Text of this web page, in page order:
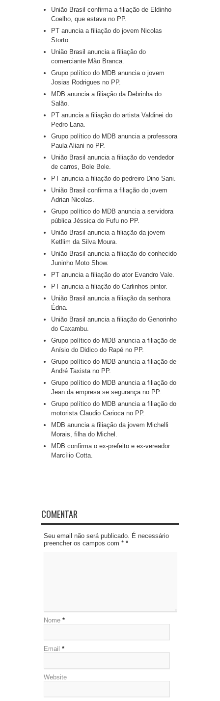
União Brasil confirma a filiação de Eldinho
Coelho, que estava no PP.
PT anuncia a filiação do jovem Nicolas
Storto.
União Brasil anuncia a filiação do
comerciante Mão Branca.
Grupo político do MDB anuncia o jovem
Josias Rodrigues no PP.
MDB anuncia a filiação da Debrinha do
Salão.
PT anuncia a filiação do artista Valdinei do
Pedro Lana.
Grupo político do MDB anuncia a professora
Paula Aliani no PP.
União Brasil anuncia a filiação do vendedor
de carros, Bole Bole.
PT anuncia a filiação do pedreiro Dino Sani.
União Brasil confirma a filiação do jovem
Adrian Nicolas.
Grupo político do MDB anuncia a servidora
pública Jéssica do Fufu no PP.
União Brasil anuncia a filiação da jovem
Ketllim da Silva Moura.
União Brasil anuncia a filiação do conhecido
Juninho Moto Show.
PT anuncia a filiação do ator Evandro Vale.
PT anuncia a filiação do Carlinhos pintor.
União Brasil anuncia a filiação da senhora
Édna.
União Brasil anuncia a filiação do Genorinho
do Caxambu.
Grupo político do MDB anuncia a filiação de
Anísio do Didico do Rapé no PP.
Grupo político do MDB anuncia a filiação de
André Taxista no PP.
Grupo político do MDB anuncia a filiação do
Jean da empresa se segurança no PP.
Grupo político do MDB anuncia a filiação do
motorista Claudio Carioca no PP.
MDB anuncia a filiação da jovem Michelli
Morais, filha do Michel.
MDB confirma o ex-prefeito e ex-vereador
Marcílio Cotta.
COMENTAR
Seu email não será publicado. É necessário
preencher os campos com * *
Nome *
Email *
Website